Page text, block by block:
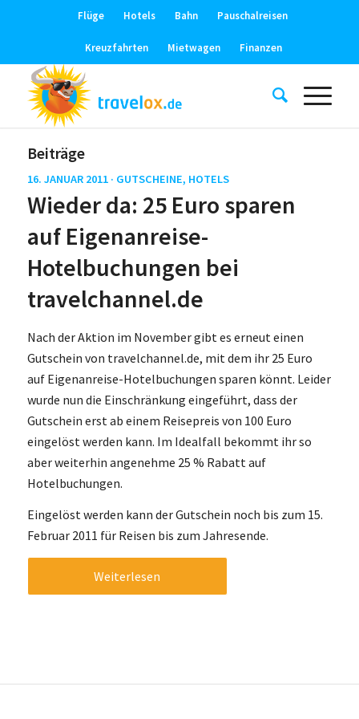
Flüge Hotels Bahn Pauschalreisen
Kreuzfahrten Mietwagen Finanzen
Beiträge
16. JANUAR 2011 · GUTSCHEINE, HOTELS
Wieder da: 25 Euro sparen
auf Eigenanreise-
Hotelbuchungen bei
travelchannel.de
Nach der Aktion im November gibt es erneut einen
Gutschein von travelchannel.de, mit dem ihr 25 Euro
auf Eigenanreise-Hotelbuchungen sparen könnt. Leider
wurde nun die Einschränkung eingeführt, dass der
Gutschein erst ab einem Reisepreis von 100 Euro
eingelöst werden kann. Im Idealfall bekommt ihr so
aber weiterhin angenehme 25 % Rabatt auf
Hotelbuchungen.
Eingelöst werden kann der Gutschein noch bis zum 15.
Februar 2011 für Reisen bis zum Jahresende.
Weiterlesen